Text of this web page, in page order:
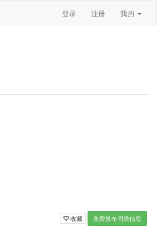
登录 注册 我的
收藏 免费发布同类信息